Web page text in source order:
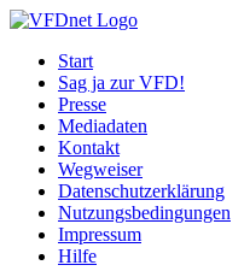
Start
Sag ja zur VFD!
Presse
Mediadaten
Kontakt
Wegweiser
Datenschutzerklärung
Nutzungsbedingungen
Impressum
Hilfe